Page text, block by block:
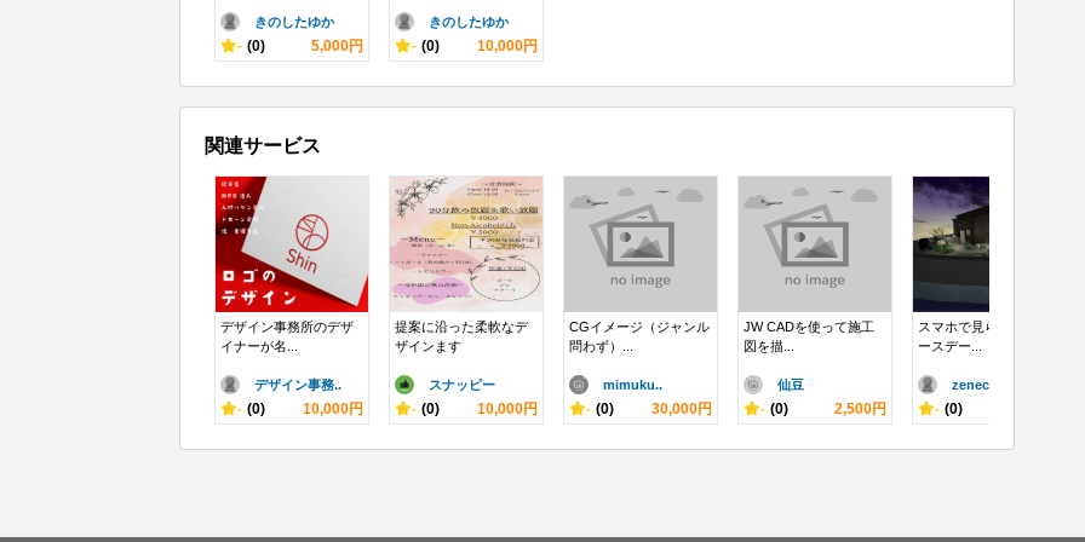
きのしたゆか
- (0) 5,000円
きのしたゆか
- (0) 10,000円
関連サービス
デザイン事務所のデザ
イナーが名...
デザイン事務..
- (0) 10,000円
提案に沿った柔軟なデ
ザインます
スナッピー
- (0) 10,000円
CGイメージ（ジャンル
問わず）...
mimuku..
- (0) 30,000円
JW CADを使って施工
図を描...
仙豆
- (0) 2,500円
スマホで見られる3Dパ
ースデー...
zeneco..
- (0)